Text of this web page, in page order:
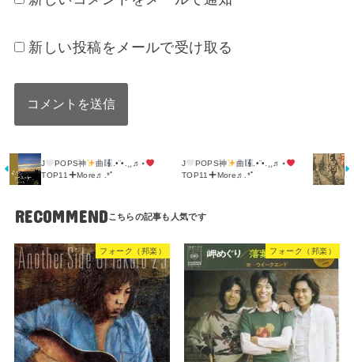
新しい投稿をメールで受け取る
J POPS神 曲
.•¨•.¸¸♬⋆
TOP11
More♬.*ﾟ
J POPS神 曲
.•¨•.¸¸♬⋆
TOP11
More♬.*ﾟ
RECOMMEND
フォーク（邦楽） フォーク（邦楽）